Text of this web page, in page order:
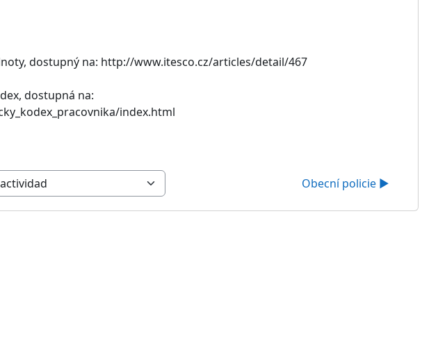
dostupný na: http://www.itesco.cz/articles/detail/467
dostupná na:
index.html
Obecní policie ▶︎